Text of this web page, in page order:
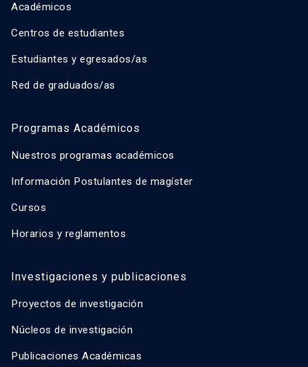
Académicos
Centros de estudiantes
Estudiantes y egresados/as
Red de graduados/as
Programas Académicos
Nuestros programas académicos
Información Postulantes de magíster
Cursos
Horarios y reglamentos
Investigaciones y publicaciones
Proyectos de investigación
Núcleos de investigación
Publicaciones Académicas